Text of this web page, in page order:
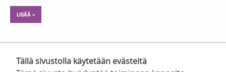
Tällä sivustolla käytetään evästeitä
LISÄÄ »